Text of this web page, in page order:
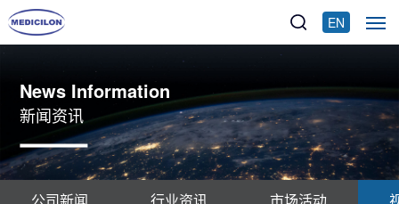
EN
News Information
新闻资讯
公司新闻 行业资讯 市场活动